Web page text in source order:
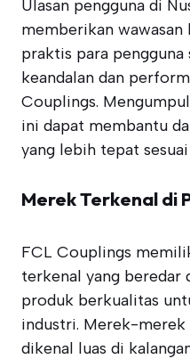
Ulasan pengguna di
memberikan wawasan
praktis para
keandalan dan
Couplings.
ini dapat membantu
yang lebih tepat
Merek Terkenal di
FCL Couplings
terkenal yang beredar
produk berkualitas
industri. Merek-
dikenal luas di